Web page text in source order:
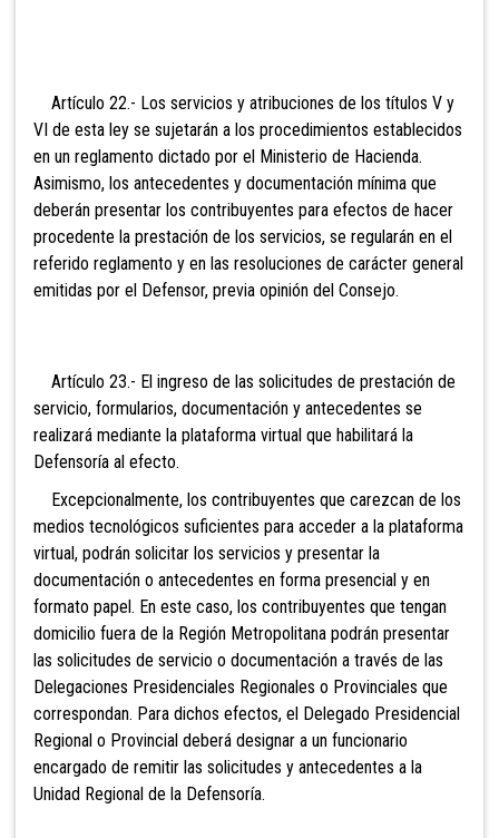
Artículo 22.- Los servicios y atribuciones de los títulos V y
VI de esta ley se sujetarán a los procedimientos establecidos
en un reglamento dictado por el Ministerio de Hacienda.
Asimismo, los antecedentes y documentación mínima que
deberán presentar los contribuyentes para efectos de hacer
procedente la prestación de los servicios, se regularán en el
referido reglamento y en las resoluciones de carácter general
emitidas por el Defensor, previa opinión del Consejo.
Artículo 23.- El ingreso de las solicitudes de prestación de
servicio, formularios, documentación y antecedentes se
realizará mediante la plataforma virtual que habilitará la
Defensoría al efecto.
Excepcionalmente, los contribuyentes que carezcan de los
medios tecnológicos suficientes para acceder a la plataforma
virtual, podrán solicitar los servicios y presentar la
documentación o antecedentes en forma presencial y en
formato papel. En este caso, los contribuyentes que tengan
domicilio fuera de la Región Metropolitana podrán presentar
las solicitudes de servicio o documentación a través de las
Delegaciones Presidenciales Regionales o Provinciales que
correspondan. Para dichos efectos, el Delegado Presidencial
Regional o Provincial deberá designar a un funcionario
encargado de remitir las solicitudes y antecedentes a la
Unidad Regional de la Defensoría.